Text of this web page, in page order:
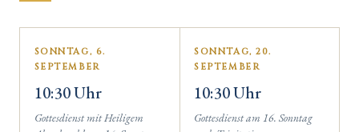
SONNTAG, 6.
SEPTEMBER
10:30 Uhr
Gottesdienst mit Heiligem
SONNTAG, 20.
SEPTEMBER
10:30 Uhr
Gottesdienst am 16. Sonntag